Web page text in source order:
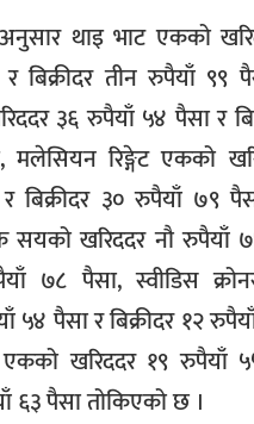
थाइ भाट एकको
बिक्रीदर तीन रुपैयाँ ९९
३६ रुपैयाँ ५४ पैसा र
रिङ्गेट एकको
बिक्रीदर ३० रुपैयाँ ७९
सयको खरिददर नौ रुपैयाँ
७८ पैसा, स्वीडिस
५४ पैसा र बिक्रीदर १२
एकको खरिददर १९ रुपैयाँ
६३ पैसा तोकिएको छ ।